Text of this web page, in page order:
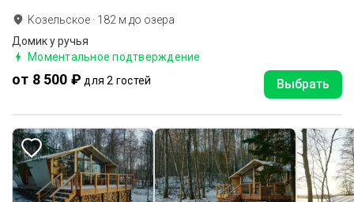
Козельское · 182 м до озера
Домик у ручья
Моментальное подтверждение
от 8 500 ₽ для 2 гостей Выбрать